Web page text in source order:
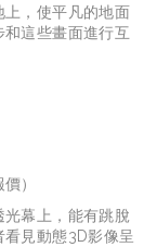
，使平凡的地面
這些畫面進行互
）
幕上，能有跳脫
見動態3D影像呈